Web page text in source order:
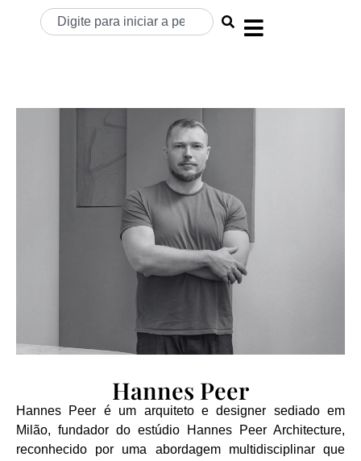
Hannes Peer
Hannes Peer é um arquiteto e designer sediado em
Milão, fundador do estúdio Hannes Peer Architecture,
reconhecido por uma abordagem multidisciplinar que